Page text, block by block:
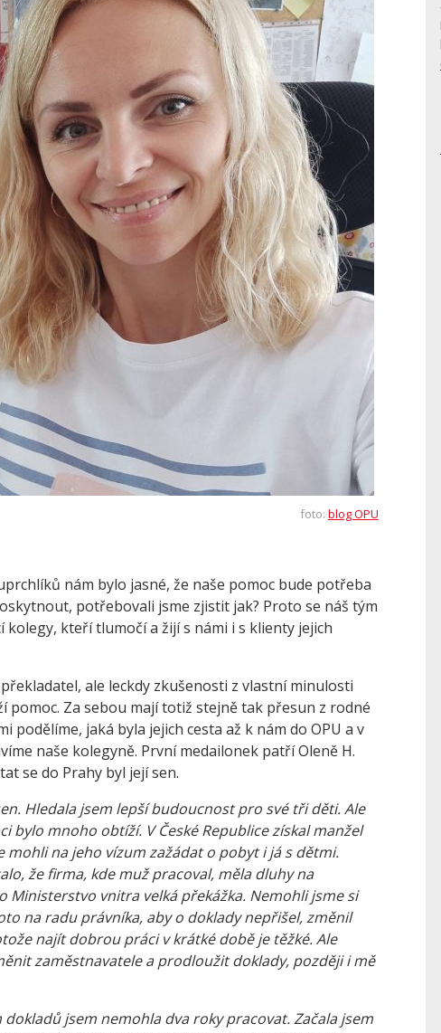
foto: blog OPU
nám bylo jasné, že naše pomoc bude potřeba
potřebovali jsme zjistit jak? Proto se náš tým
kteří tlumočí a žijí s námi i s klienty jejich
ale leckdy zkušenosti z vlastní minulosti
pomoc. Za sebou mají totiž stejně tak přesun z rodné
podělíme, jaká byla jejich cesta až k nám do OPU a v
naše kolegyně. První medailonek patří Oleně H.
se do Prahy byl její sen.
Hledala jsem lepší budoucnost pro své tři děti. Ale
bylo mnoho obtíží. V České Republice získal manžel
na jeho vízum zažádat o pobyt i já s dětmi.
že firma, kde muž pracoval, měla dluhy na
Ministerstvo vnitra velká překážka. Nemohli jsme si
na radu právníka, aby o doklady nepřišel, změnil
najít dobrou práci v krátké době je těžké. Ale
zaměstnavatele a prodloužit doklady, později i mě
jsem nemohla dva roky pracovat. Začala jsem